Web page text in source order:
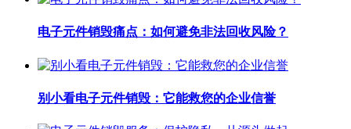
电子元件销毁痛点：如何避免非法回收风险？
别小看电子元件销毁：它能救您的企业信誉